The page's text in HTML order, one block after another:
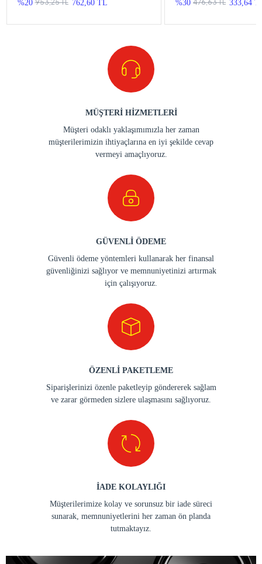
%20 953,25 TL 762,60 TL %30 476,63 TL 333,64
MÜŞTERİ HİZMETLERİ
Müşteri odaklı yaklaşımımızla her zaman
müşterilerimizin ihtiyaçlarına en iyi şekilde cevap
vermeyi amaçlıyoruz.
GÜVENLİ ÖDEME
Güvenli ödeme yöntemleri kullanarak her finansal
güvenliğinizi sağlıyor ve memnuniyetinizi artırmak
için çalışıyoruz.
ÖZENLİ PAKETLEME
Siparişlerinizi özenle paketleyip göndererek sağlam
ve zarar görmeden sizlere ulaşmasını sağlıyoruz.
İADE KOLAYLIĞI
Müşterilerimize kolay ve sorunsuz bir iade süreci
sunarak, memnuniyetlerini her zaman ön planda
tutmaktayız.